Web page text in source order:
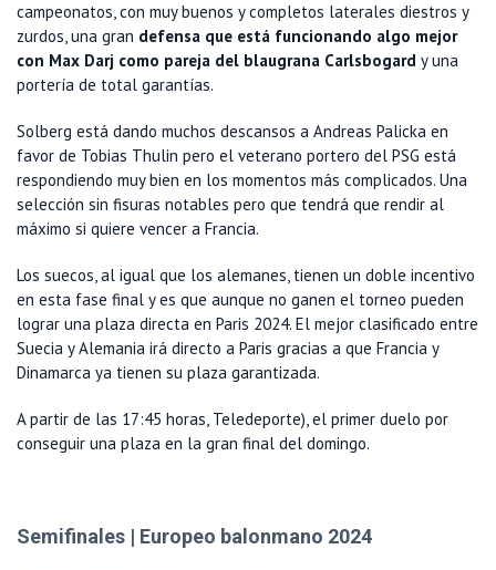
campeonatos, con muy buenos y completos laterales diestros y
zurdos, una gran defensa que está funcionando algo mejor
con Max Darj como pareja del blaugrana Carlsbogard y una
portería de total garantías.
Solberg está dando muchos descansos a Andreas Palicka en
favor de Tobias Thulin pero el veterano portero del PSG está
respondiendo muy bien en los momentos más complicados. Una
selección sin fisuras notables pero que tendrá que rendir al
máximo si quiere vencer a Francia.
Los suecos, al igual que los alemanes, tienen un doble incentivo
en esta fase final y es que aunque no ganen el torneo pueden
lograr una plaza directa en Paris 2024. El mejor clasificado entre
Suecia y Alemania irá directo a Paris gracias a que Francia y
Dinamarca ya tienen su plaza garantizada.
A partir de las 17:45 horas, Teledeporte), el primer duelo por
conseguir una plaza en la gran final del domingo.
Semifinales | Europeo balonmano 2024